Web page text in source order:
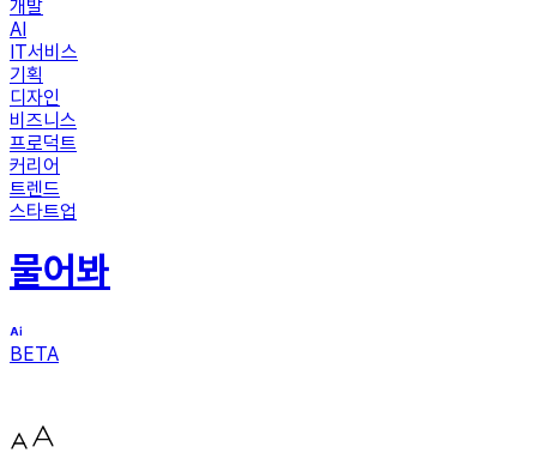
개발
AI
IT서비스
기획
디자인
비즈니스
프로덕트
커리어
트렌드
스타트업
물어봐
BETA